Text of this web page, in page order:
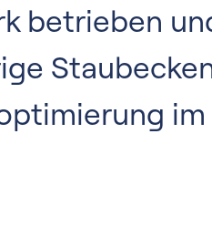
betrieben
im